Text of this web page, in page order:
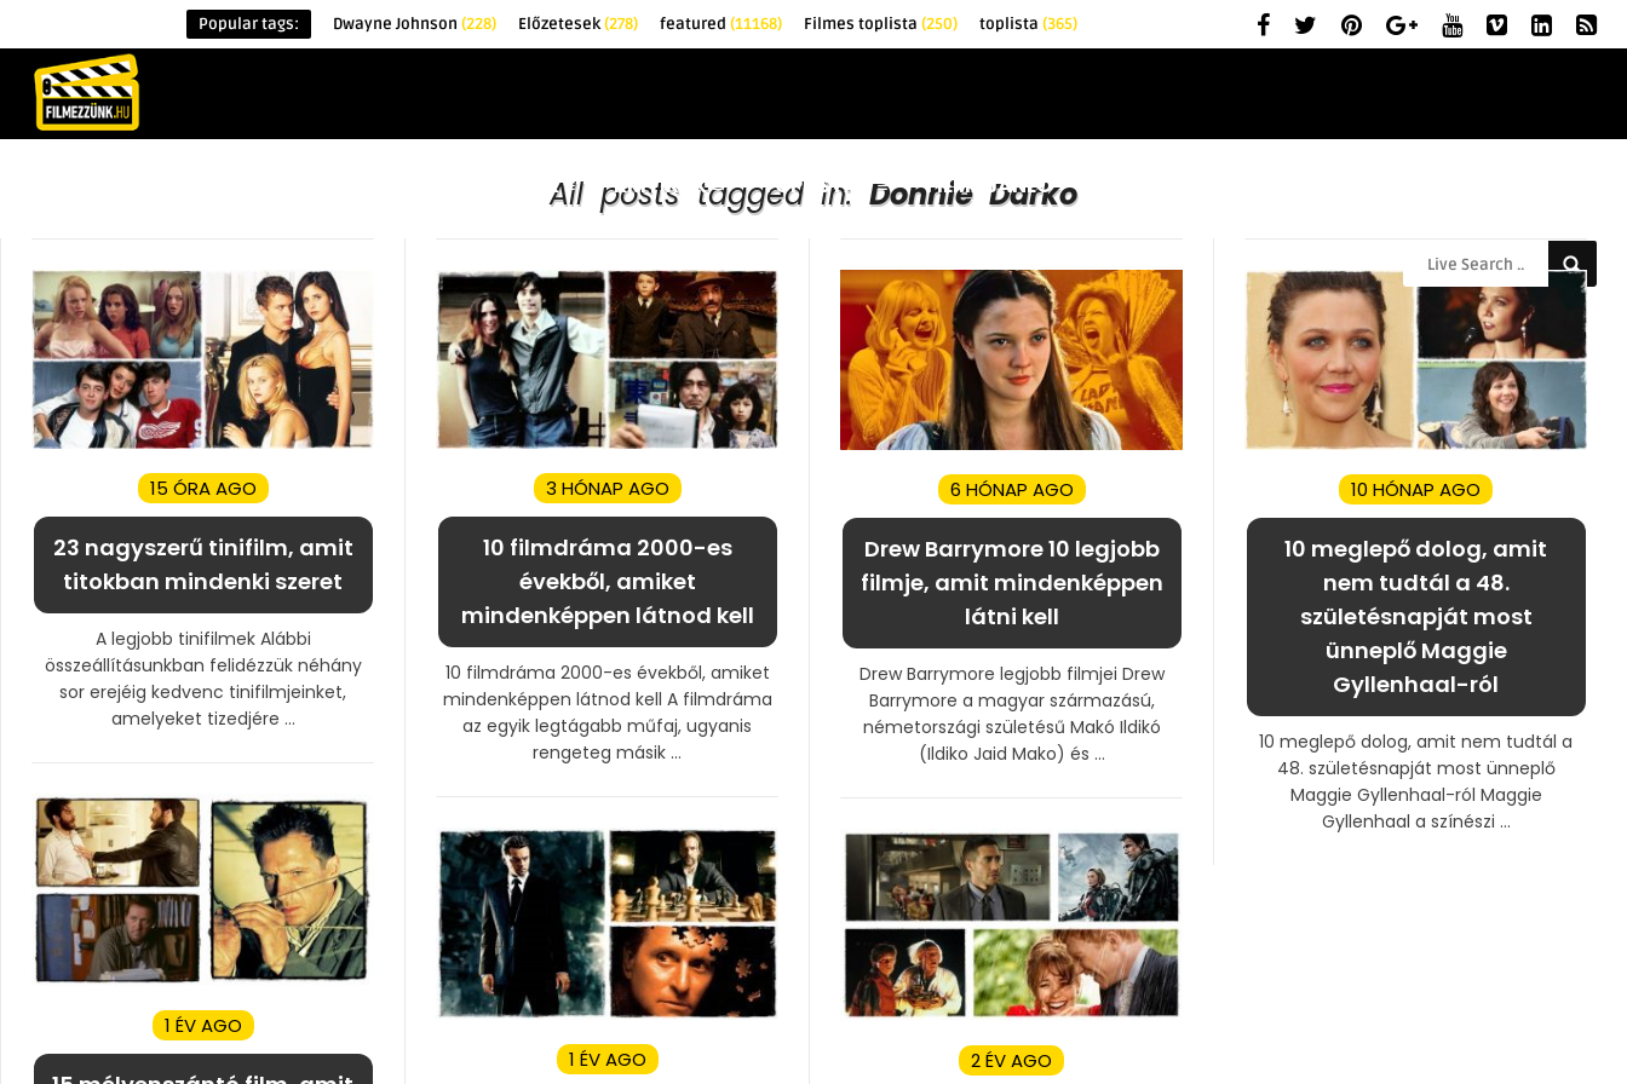
Popular tags: Dwayne Johnson (228) Előzetesek(278) featured (11168) Filmes toplista (250) toplista (365)
ÉRDEKESSÉGEK KRITIKÁK TOPLISTÁK FILMAJÁNLÓ
All posts tagged in: Donnie Darko
15 ÓRA AGO
23 nagyszerű tinifilm, amit
titokban mindenki szeret
A legjobb tinifilmek Alábbi
összeállításunkban felidézzük néhány
sor erejéig kedvenc tinifilmjeinket,
amelyeket tizedjére ...
3 HÓNAP AGO
10 filmdráma 2000-es
évekből, amiket
mindenképpen látnod kell
10 filmdráma 2000-es évekből, amiket
mindenképpen látnod kell A filmdráma
az egyik legtágabb műfaj, ugyanis
rengeteg másik ...
6 HÓNAP AGO
Drew Barrymore 10 legjobb
filmje, amit mindenképpen
látni kell
Drew Barrymore legjobb filmjei Drew
Barrymore a magyar származású,
németországi születésű Makó Ildikó
(Ildiko Jaid Mako) és ...
10 HÓNAP AGO
10 meglepő dolog, amit
nem tudtál a 48.
születésnapját most
ünneplő Maggie
Gyllenhaal-ról
10 meglepő dolog, amit nem tudtál a
48. születésnapját most ünneplő
Maggie Gyllenhaal-ról Maggie
Gyllenhaal a színészi ...
1 ÉV AGO
1 ÉV AGO 2 ÉV AGO